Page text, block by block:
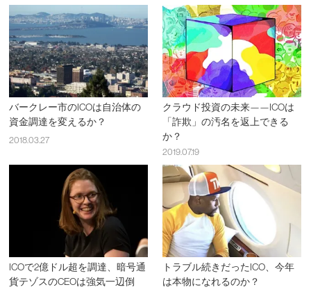
バークレー市のICOは自治体の
資金調達を変えるか？
2018.03.27
クラウド投資の未来——ICOは
「詐欺」の汚名を返上できる
か？
2019.07.19
ICOで2億ドル超を調達、暗号通
貨テゾスのCEOは強気一辺倒
トラブル続きだったICO、今年
は本物になれるのか？